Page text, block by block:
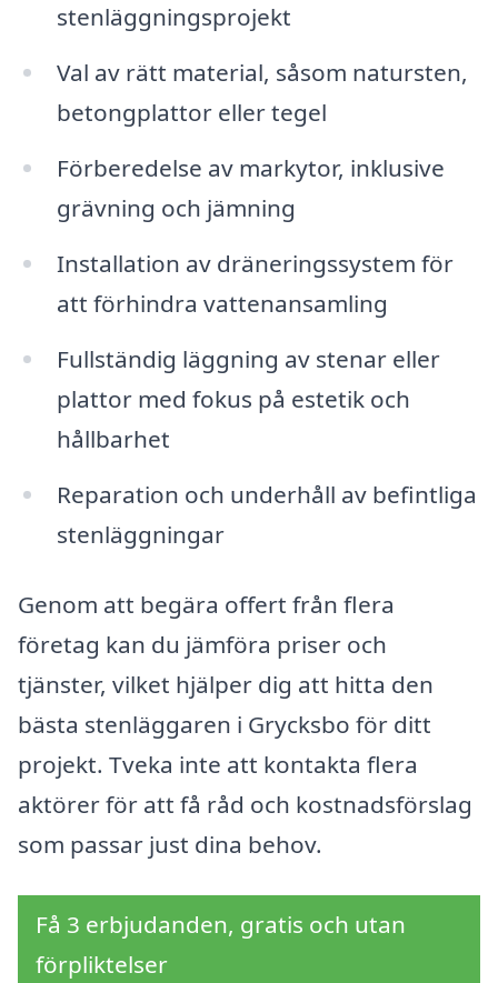
stenläggningsprojekt
Val av rätt material, såsom natursten,
betongplattor eller tegel
Förberedelse av markytor, inklusive
grävning och jämning
Installation av dräneringssystem för
att förhindra vattenansamling
Fullständig läggning av stenar eller
plattor med fokus på estetik och
hållbarhet
Reparation och underhåll av befintliga
stenläggningar
Genom att begära offert från flera
företag kan du jämföra priser och
tjänster, vilket hjälper dig att hitta den
bästa stenläggaren i Grycksbo för ditt
projekt. Tveka inte att kontakta flera
aktörer för att få råd och kostnadsförslag
som passar just dina behov.
Få 3 erbjudanden, gratis och utan
förpliktelser